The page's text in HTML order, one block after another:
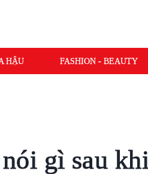
HẬU FASHION - BEAUTY
gì sau